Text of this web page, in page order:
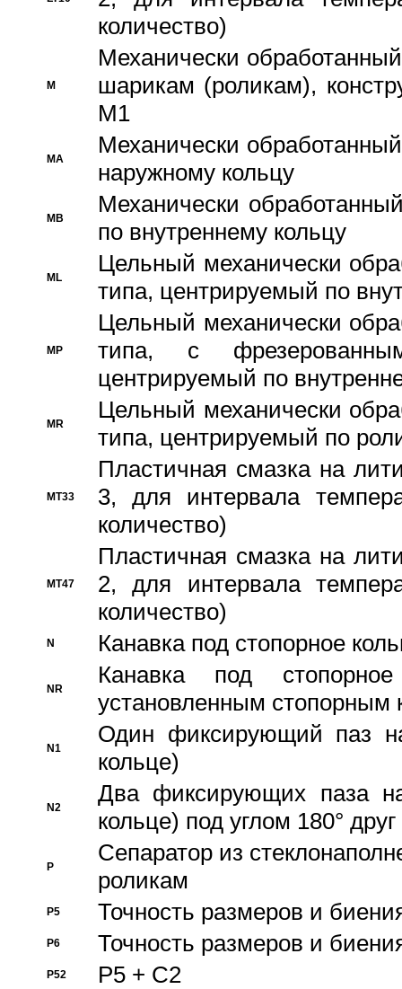
количество)
M
Механически
шарикам (роликам),
M1
MA
Механически
наружному кольцу
MB
Механически
по внутреннему кольцу
ML
Цельный механически
типа, центрируемый по
MP
Цельный механически
типа, с
центрируемый по
MR
Цельный механически
типа, центрируемый по
MT33
Пластичная смазка на
3, для интервала
количество)
MT47
Пластичная смазка на
2, для интервала
количество)
N Канавка под стопорное
NR
Канавка под
установленным стопорным
N1
Один фиксирующий паз
кольце)
N2
Два фиксирующих паза
кольце) под углом 180° друг
P
Cепаратор из
роликам
P5 Точность размеров и
P6 Точность размеров и
P52 P5 + C2